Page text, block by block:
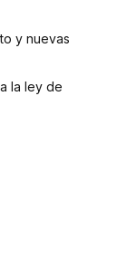
y nuevas
la ley de